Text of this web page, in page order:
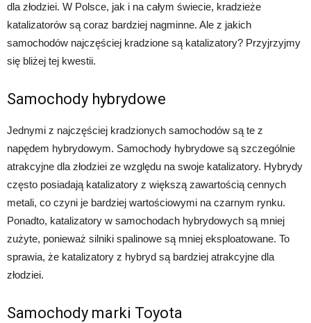
dla złodziei. W Polsce, jak i na całym świecie, kradzieże
katalizatorów są coraz bardziej nagminne. Ale z jakich
samochodów najczęściej kradzione są katalizatory? Przyjrzyjmy
się bliżej tej kwestii.
Samochody hybrydowe
Jednymi z najczęściej kradzionych samochodów są te z
napędem hybrydowym. Samochody hybrydowe są szczególnie
atrakcyjne dla złodziei ze względu na swoje katalizatory. Hybrydy
często posiadają katalizatory z większą zawartością cennych
metali, co czyni je bardziej wartościowymi na czarnym rynku.
Ponadto, katalizatory w samochodach hybrydowych są mniej
zużyte, ponieważ silniki spalinowe są mniej eksploatowane. To
sprawia, że katalizatory z hybryd są bardziej atrakcyjne dla
złodziei.
Samochody marki Toyota